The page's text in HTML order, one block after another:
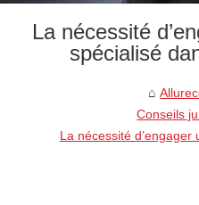
La nécessité
spécialisé
Conseils
La nécessité d’engager